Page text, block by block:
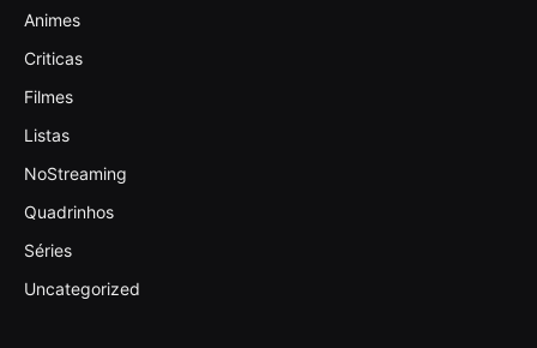
Animes
Criticas
Filmes
Listas
NoStreaming
Quadrinhos
Séries
Uncategorized